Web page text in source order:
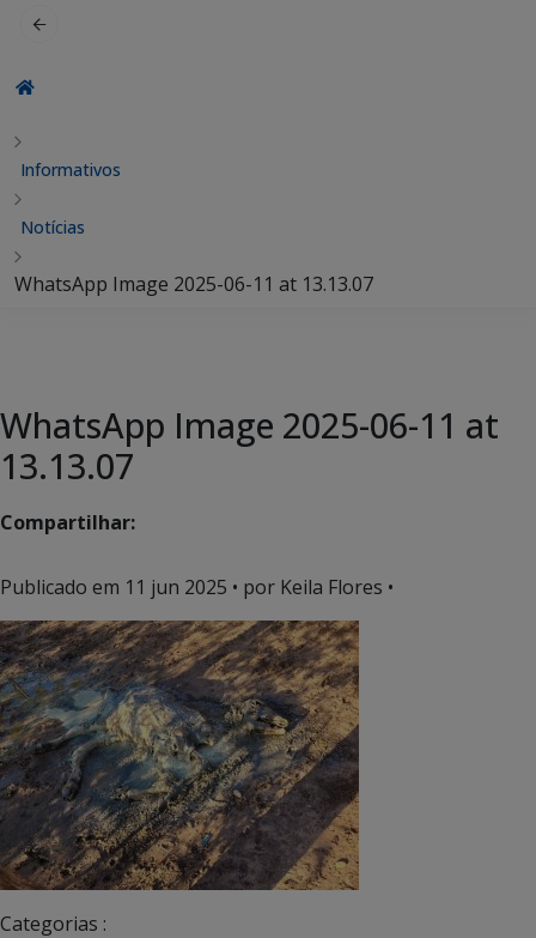
Informativos
Notícias
WhatsApp Image 2025-06-11 at 13.13.07
WhatsApp Image 2025-06-11 at
13.13.07
Compartilhar:
Publicado em 11 jun 2025 • por Keila Flores •
Categorias :